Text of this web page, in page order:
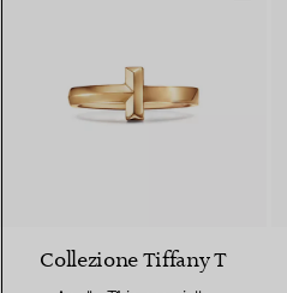
Collezione Tiffany T